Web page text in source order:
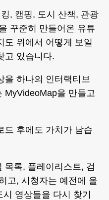
, 캠핑, 도시 산책, 관광
꾸준히 만들어온 유튜
도 위에서 어떻게 보일
고 있습니다.
을 하나의 인터랙티브
MyVideoMap을 만들고
드 후에도 가치가 남습
목록, 플레이리스트, 검
고, 시청자는 예전에 올
영상들을 다시 찾기